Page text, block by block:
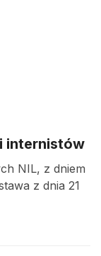
internistów
NIL, z dniem
z dnia 21